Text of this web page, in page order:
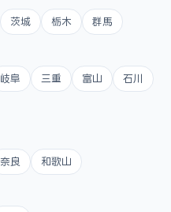
茨城 栃木 群馬
岐阜 三重 富山 石川
奈良 和歌山